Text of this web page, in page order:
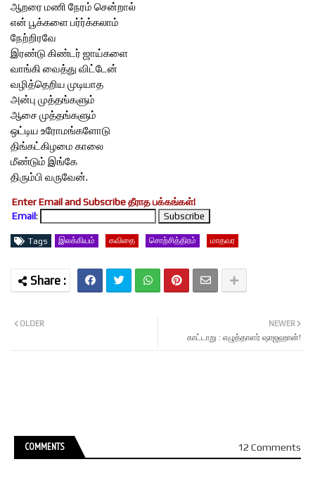
ஆறரை மணி நேரம் சென்றால்
என் பூக்களை பர்ர்க்கலாம்
நேற்றிரவே
இரண்டு கிண்டர் ஜாய்களை
வாங்கி வைத்து விட்டேன்
வழித்தெறிய முடியாத
அன்பு முத்தங்களும்
ஆசை முத்தங்களும்
ஒட்டிய உரோமங்களோடு
திங்கட்கிழமை காலை
மீண்டும் இங்கே
திரும்பி வருவேன்.
Enter Email and Subscribe தீராத பக்கங்கள்!
Email:
Tags இலக்கியம் கவிதை சொற்சித்திரம் மாதவர
NEWER
காட்டாறு : எழுத்தாளர் ஷாஜஹான்!
OLDER
COMMENTS 12 Comments